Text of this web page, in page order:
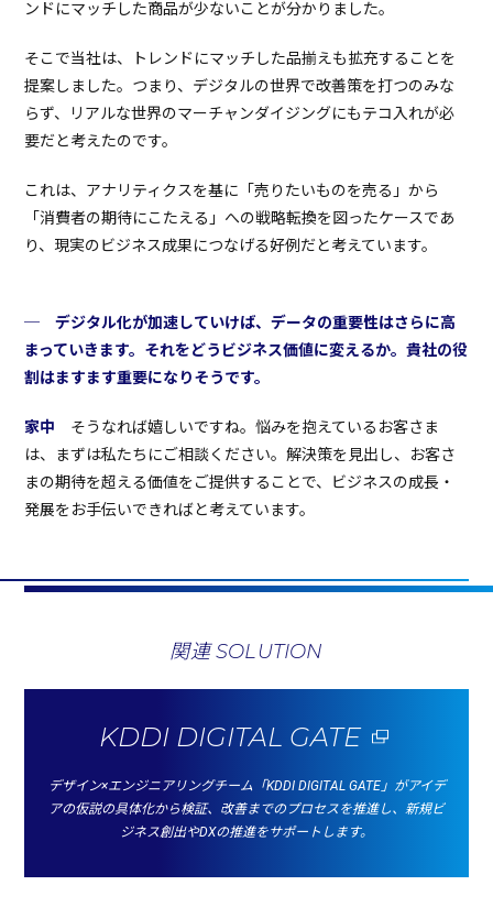
ンドにマッチした商品が少ないことが分かりました。
そこで当社は、トレンドにマッチした品揃えも拡充することを
提案しました。つまり、デジタルの世界で改善策を打つのみな
らず、リアルな世界のマーチャンダイジングにもテコ入れが必
要だと考えたのです。
これは、アナリティクスを基に「売りたいものを売る」から
「消費者の期待にこたえる」への戦略転換を図ったケースであ
り、現実のビジネス成果につなげる好例だと考えています。
─ デジタル化が加速していけば、データの重要性はさらに高
まっていきます。それをどうビジネス価値に変えるか。貴社の役
割はますます重要になりそうです。
家中 そうなれば嬉しいですね。悩みを抱えているお客さま
は、まずは私たちにご相談ください。解決策を見出し、お客さ
まの期待を超える価値をご提供することで、ビジネスの成長・
発展をお手伝いできればと考えています。
関連 SOLUTION
KDDI DIGITAL GATE
デザイン×エンジニアリングチーム「KDDI DIGITAL GATE」がアイデ
アの仮説の具体化から検証、 改善までのプロセスを推進し、新規ビ
ジネス創出やDXの推進をサポートします。